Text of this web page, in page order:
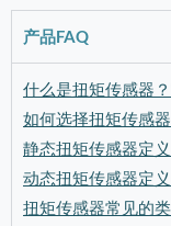
产品FAQ
什么是扭矩传感器
如何选择扭矩传感器
静态扭矩传感器定
动态扭矩传感器定
扭矩传感器常见的